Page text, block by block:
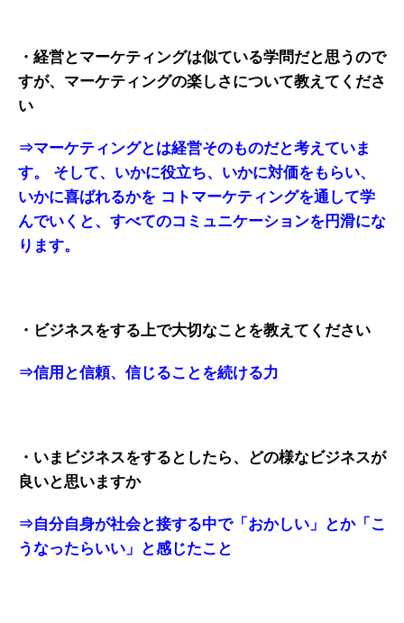
・経営とマーケティングは似ている学問だと思うので
すが、マーケティングの楽しさについて教えてくださ
い
⇒マーケティングとは経営そのものだと考えていま
す。
そして、いかに役立ち、いかに対価をもらい、
いかに喜ばれるかを コトマーケティングを通して学
んでいくと、すべてのコミュニケーションを円滑にな
ります。
・ビジネスをする上で大切なことを教えてください
⇒信用と信頼、信じることを続ける力
・いまビジネスをするとしたら、どの様なビジネスが
良いと思いますか
⇒自分自身が社会と接する中で「おかしい」とか「こ
うなったらいい」と感じたこと